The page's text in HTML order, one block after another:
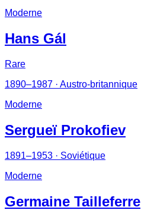
Moderne
Hans Gál
Rare
1890–1987 · Austro-britannique
Moderne
Sergueï Prokofiev
1891–1953 · Soviétique
Moderne
Germaine Tailleferre